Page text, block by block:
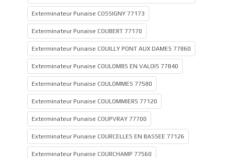
Exterminateur Punaise COSSIGNY 77173
Exterminateur Punaise COUBERT 77170
Exterminateur Punaise COUILLY PONT AUX DAMES 77860
Exterminateur Punaise COULOMBS EN VALOIS 77840
Exterminateur Punaise COULOMMES 77580
Exterminateur Punaise COULOMMIERS 77120
Exterminateur Punaise COUPVRAY 77700
Exterminateur Punaise COURCELLES EN BASSEE 77126
Exterminateur Punaise COURCHAMP 77560